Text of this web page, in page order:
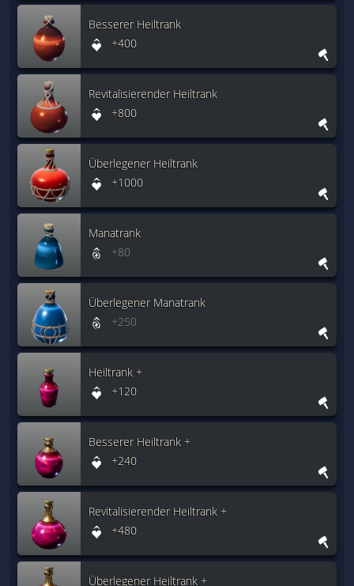
Besserer Heiltrank
+400
Revitalisierender Heiltrank
+800
Überlegener Heiltrank
+1000
Manatrank
+80
Überlegener Manatrank
+250
Heiltrank +
+120
Besserer Heiltrank +
+240
Revitalisierender Heiltrank +
+480
Überlegener Heiltrank +